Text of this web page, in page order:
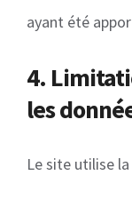
ayant été
4.
les
Le site utilise